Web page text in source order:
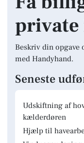
private
Beskriv din opgave
med Handyhand.
Seneste
Udskiftning af
kælderdøren
Hjælp til